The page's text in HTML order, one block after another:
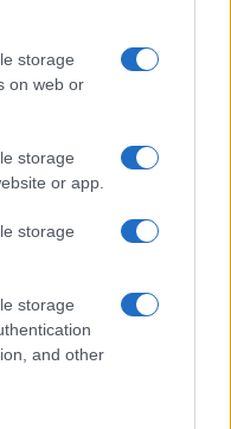
storage
on web or
storage
or app.
storage
storage
and other
de serviços e empresas